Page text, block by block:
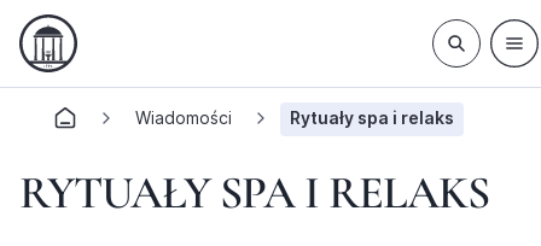
Wiadomości Rytuały spa i relaks
RYTUAŁY SPA I RELAKS